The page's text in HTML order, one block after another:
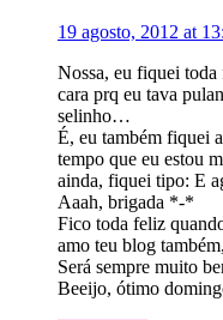
19 agosto, 2012 at
Nossa, eu fiquei
cara prq eu tava
selinho…
É, eu também fiquei
tempo que eu estou
ainda, fiquei tipo: E
Aaah, brigada *-*
Fico toda feliz
amo teu blog
Será sempre muito
Beeijo, ótimo